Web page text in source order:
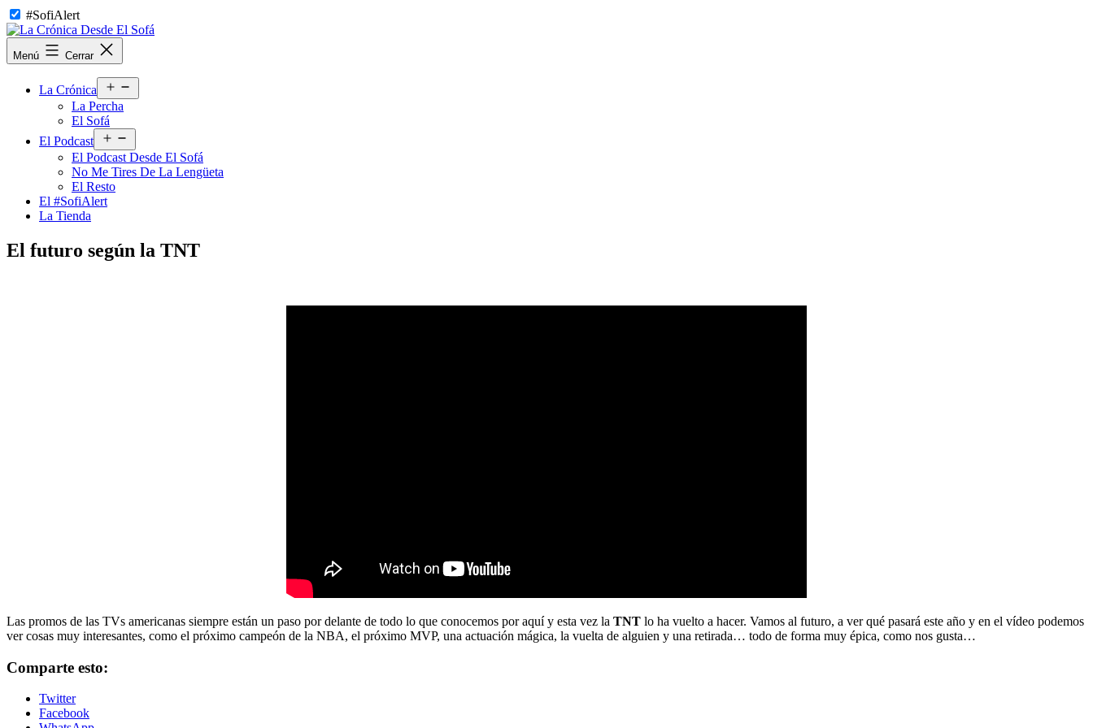
Saltar
al
contenido
#SofiAlert
La
Crónica
Menú Cerrar
La Crónica
el
La Percha
El Sofá
El Podcast
el
menú
El Podcast Desde El Sofá
No Me Tires De La Lengüeta
El Resto
El #SofiAlert
La Tienda
El futuro según la TNT
Las promos de las TVs americanas siempre están un paso por delante de todo lo que conocemos por aquí y esta vez la TNT lo ha vuelto a hacer. Vamos al futuro, a ver qué pasará este año y en el vídeo podemos
ver cosas muy interesantes, como el próximo campeón de la NBA, el próximo MVP, una actuación mágica, la vuelta de alguien y una retirada… todo de forma muy épica, como nos gusta…
Comparte esto:
Twitter
Facebook